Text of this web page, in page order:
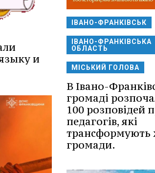
и
ІВАНО-ФРАНКІВСЬК
ІВАНО-ФРАНКІВСЬКА
ОБЛАСТЬ
МІСЬКИЙ ГОЛОВА
В Івано-
громаді
100 розповідей
педагогів, які
трансформують
громади.